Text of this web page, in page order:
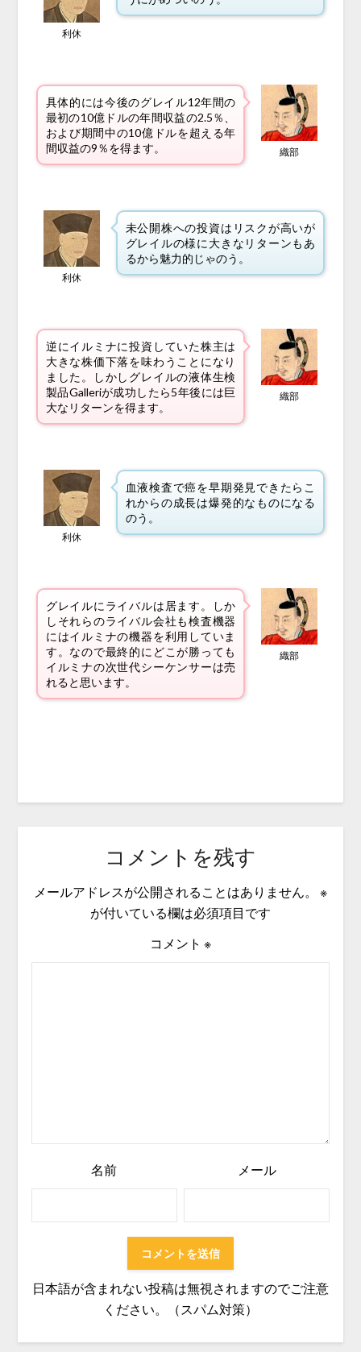
利休
具体的には今後のグレイル12年間の
最初の10億ドルの年間収益の2.5％、
および期間中の10億ドルを超える年
間収益の9％を得ます。
織部
利休
未公開株への投資はリスクが高いが
グレイルの様に大きなリターンもあ
るから魅力的じゃのう。
逆にイルミナに投資していた株主は
大きな株価下落を味わうことになり
ました。しかしグレイルの液体生検
製品Galleriが成功したら5年後には巨
大なリターンを得ます。
織部
利休
血液検査で癌を早期発見できたらこ
れからの成長は爆発的なものになる
のう。
グレイルにライバルは居ます。しか
しそれらのライバル会社も検査機器
にはイルミナの機器を利用していま
す。なので最終的にどこが勝っても
イルミナの次世代シーケンサーは売
れると思います。
織部
コメントを残す
メールアドレスが公開されることはありません。
※
が付いている欄は必須項目です
コメント ※
名前 メール
日本語が含まれない投稿は無視されますのでご注意
ください。（スパム対策）